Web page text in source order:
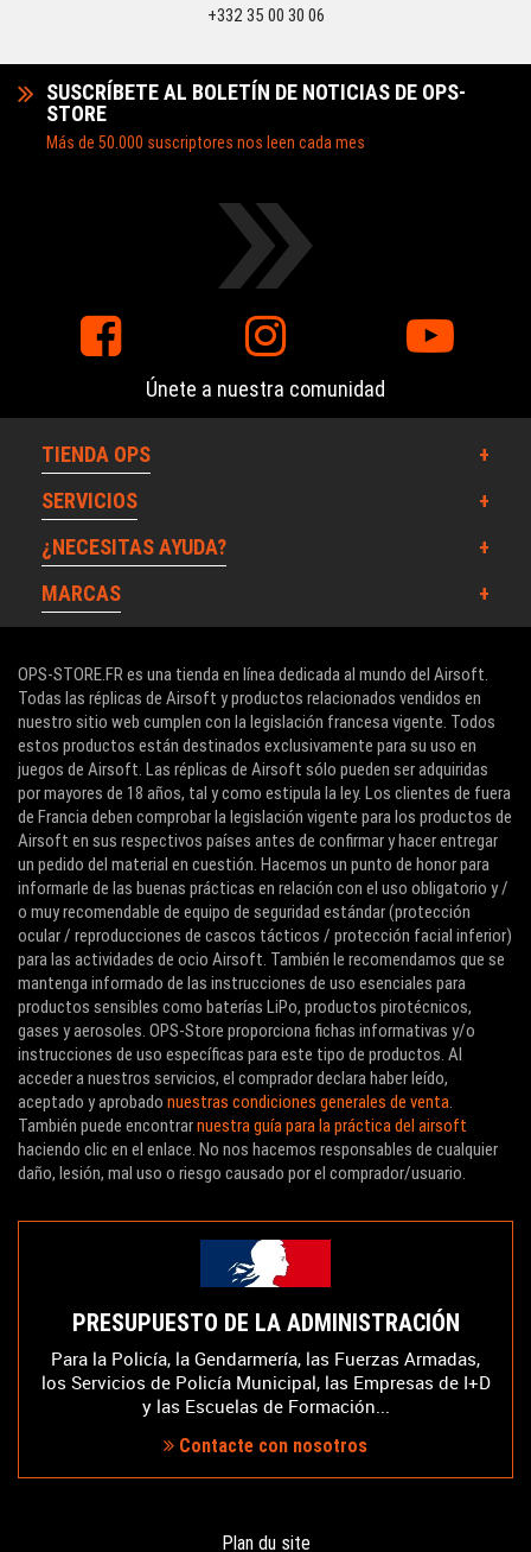
+332 35 00 30 06
SUSCRÍBETE AL BOLETÍN DE NOTICIAS DE OPS-
STORE
Más de 50.000 suscriptores nos leen cada mes
Únete a nuestra comunidad
TIENDA OPS
SERVICIOS
¿NECESITAS AYUDA?
MARCAS
OPS-STORE.FR es una tienda en línea dedicada al mundo del Airsoft.
Todas las réplicas de Airsoft y productos relacionados vendidos en
nuestro sitio web cumplen con la legislación francesa vigente. Todos
estos productos están destinados exclusivamente para su uso en
juegos de Airsoft. Las réplicas de Airsoft sólo pueden ser adquiridas
por mayores de 18 años, tal y como estipula la ley. Los clientes de fuera
de Francia deben comprobar la legislación vigente para los productos de
Airsoft en sus respectivos países antes de confirmar y hacer entregar
un pedido del material en cuestión. Hacemos un punto de honor para
informarle de las buenas prácticas en relación con el uso obligatorio y /
o muy recomendable de equipo de seguridad estándar (protección
ocular / reproducciones de cascos tácticos / protección facial inferior)
para las actividades de ocio Airsoft. También le recomendamos que se
mantenga informado de las instrucciones de uso esenciales para
productos sensibles como baterías LiPo, productos pirotécnicos,
gases y aerosoles. OPS-Store proporciona fichas informativas y/o
instrucciones de uso específicas para este tipo de productos. Al
acceder a nuestros servicios, el comprador declara haber leído,
aceptado y aprobado nuestras condiciones generales de venta.
También puede encontrarnuestra guía para la práctica del airsoft
haciendo clic en el enlace. No nos hacemos responsables de cualquier
daño, lesión, mal uso o riesgo causado por el comprador/usuario.
PRESUPUESTO DE LA ADMINISTRACIÓN
Para la Policía, la Gendarmería, las Fuerzas Armadas,
los Servicios de Policía Municipal, las Empresas de I+D
y las Escuelas de Formación...
Contacte con nosotros
Plan du site